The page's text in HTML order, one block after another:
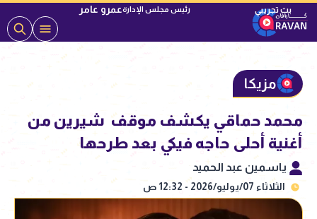
رئيس مجلس الإدارةعمرو عامر
مزيكا
محمد حماقي يكشف موقف شيرين من
أغنية أحلى حاجه فيكي بعد طرحها
ياسمين عبد الحميد
الثلاثاء 07/يوليو/2026 - 12:32 ص